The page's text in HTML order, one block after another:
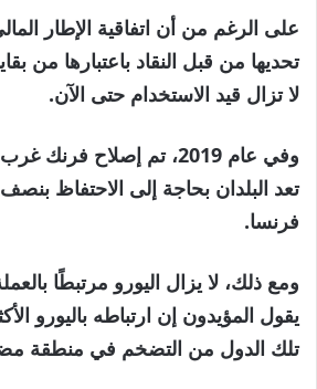
على الرغم من أن اتفاقية الإطار
تحديها من قبل النقاد باعتبارها من
لا تزال قيد الاستخدام حتى الآن.
وفي عام 2019، تم إصلاح
تعد البلدان بحاجة إلى الاحتفاظ بنصف
فرنسا.
ومع ذلك، لا يزال اليورو مرتبطًا
يقول المؤيدون إن ارتباطه باليورو
تلك الدول من التضخم في منطقة